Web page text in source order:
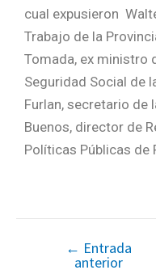
cual expusieron
Trabajo de la
Tomada, ex ministro
Seguridad Social de
Furlan, secretario de
Buenos, director de
Políticas Públicas de
← Entrada
anterior